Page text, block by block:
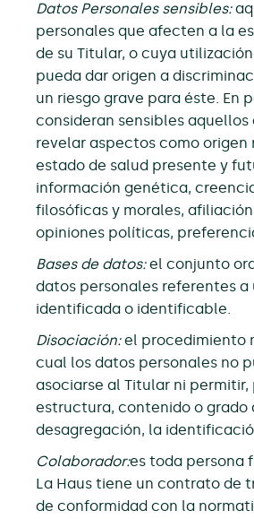
Datos Personales sensibles:
personales que afecten a la
de su Titular, o cuya
pueda dar origen a
un riesgo grave para éste. En
consideran sensibles aquellos
revelar aspectos como origen
estado de salud presente y
información genética,
filosóficas y morales,
opiniones políticas,
Bases de datos:el conjunto
datos personales referentes a
identificada o identificable.
Disociación:el procedimiento
cual los datos personales no
asociarse al Titular ni permitir,
estructura, contenido o grado
desagregación, la
Colaborador:es toda persona
La Haus tiene un contrato de
de conformidad con la